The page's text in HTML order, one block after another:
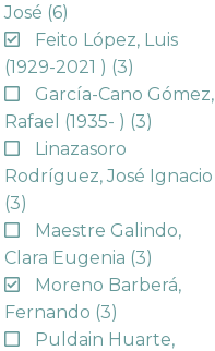
José (6)
Feito López, Luis
(1929-2021 ) (3)
García-Cano Gómez,
Rafael (1935- ) (3)
Linazasoro
Rodríguez, José Ignacio
(3)
Maestre Galindo,
Clara Eugenia (3)
Moreno Barberá,
Fernando (3)
Puldain Huarte,